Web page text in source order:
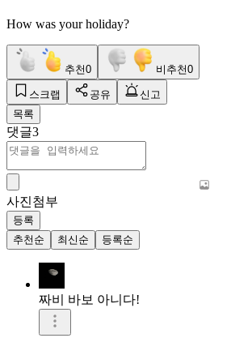
How was your holiday?
추천0 비추천0
스크랩 공유
신고
목록
댓글3
사진첨부
등록
추천순
최신순 등록순
짜비 바보 아니다!